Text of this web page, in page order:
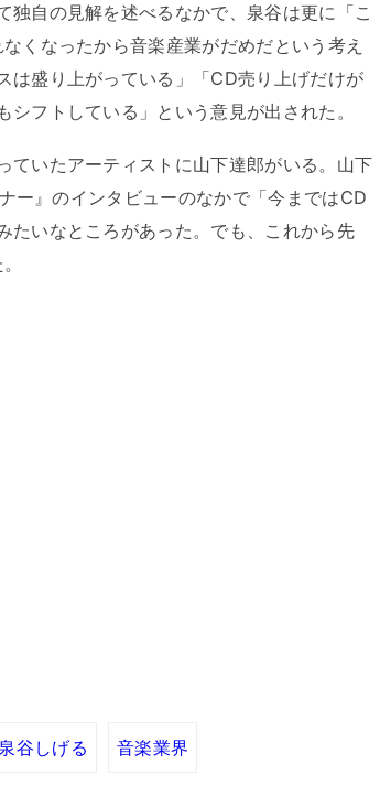
自の見解を述べるなかで、泉谷は更に「こ
くなったから音楽産業がだめだという考え
は盛り上がっている」「CD売り上げだけが
フトしている」という意見が出された。
いたアーティストに山下達郎がいる。山下
ー』のインタビューのなかで「今まではCD
たいなところがあった。でも、これから先
泉谷しげる 音楽業界